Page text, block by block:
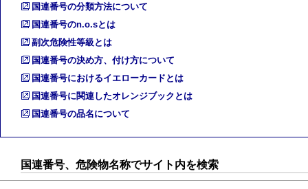
国連番号の分類方法について
国連番号のn.o.sとは
副次危険性等級とは
国連番号の決め方、付け方について
国連番号におけるイエローカードとは
国連番号に関連したオレンジブックとは
国連番号の品名について
国連番号、危険物名称でサイト内を検索